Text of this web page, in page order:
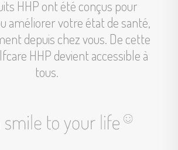
HHP ont été conçus pour
améliorer votre état de santé,
depuis chez vous. De cette
HHP devient accessible à
tous.